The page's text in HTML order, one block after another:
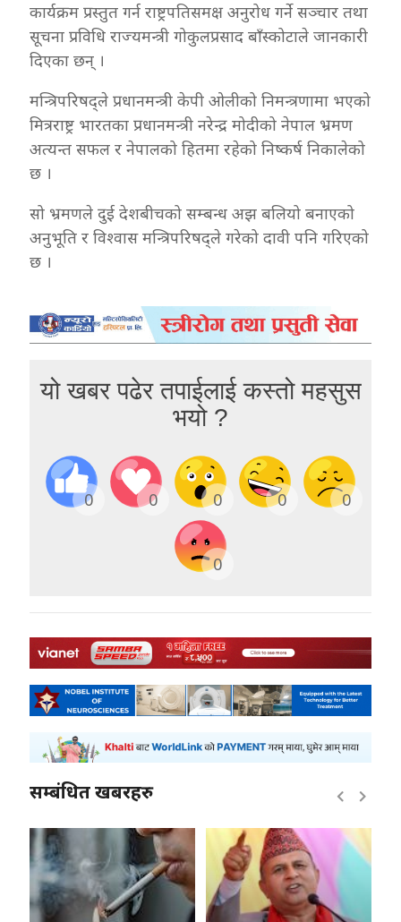
कार्यक्रम प्रस्तुत गर्न राष्ट्रपतिसमक्ष अनुरोध गर्ने सञ्चार तथा
सूचना प्रविधि राज्यमन्त्री गोकुलप्रसाद बाँस्कोटाले जानकारी
दिएका छन् ।
मन्त्रिपरिषद्ले प्रधानमन्त्री केपी ओलीको निमन्त्रणामा भएको
मित्रराष्ट्र भारतका प्रधानमन्त्री नरेन्द्र मोदीको नेपाल भ्रमण
अत्यन्त सफल र नेपालको हितमा रहेको निष्कर्ष निकालेको
छ ।
सो भ्रमणले दुई देशबीचको सम्बन्ध अझ बलियो बनाएको
अनुभूति र विश्वास मन्त्रिपरिषद्ले गरेको दावी पनि गरिएको
छ ।
यो खबर पढेर तपाईलाई कस्तो महसुस
भयो ?
0 0 0 0 0
0
सम्बंधित खबरहरु